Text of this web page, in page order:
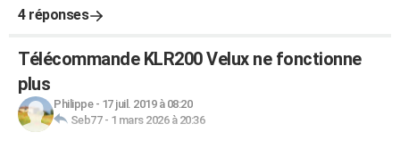
4 réponses
Télécommande KLR200 Velux ne fonctionne
plus
Philippe- 17 juil. 2019 à 08:20
Seb77- 1 mars 2026 à 20:36